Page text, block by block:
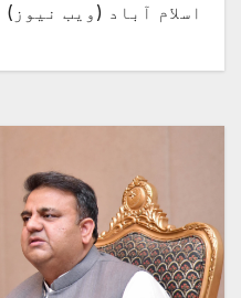
اسلام آباد (ویب